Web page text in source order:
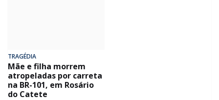
TRAGÉDIA
Mãe e filha morrem
atropeladas por carreta
na BR-101, em Rosário
do Catete